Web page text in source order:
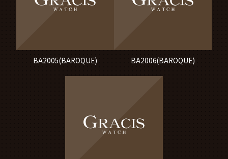
BA2005(BAROQUE) BA2006(BAROQUE)